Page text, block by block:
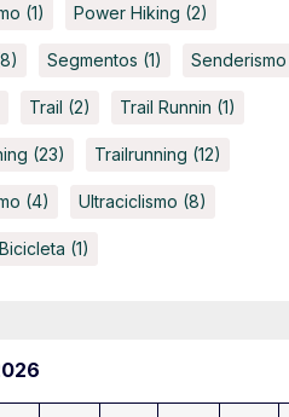
(1) Power Hiking (2)
Segmentos (1) Senderismo
Trail (2) Trail Runnin (1)
(23) Trailrunning (12)
(4) Ultraciclismo (8)
(1)